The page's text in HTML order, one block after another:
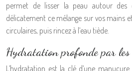
permet de lisser la peau autour des
délicatement ce mélange sur vos mains
circulaires, puis rincez à l’eau tiède.
Hydratation profonde par les
L’hydratation est la clé d’une